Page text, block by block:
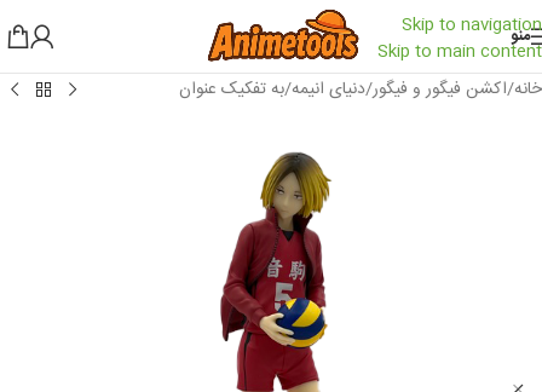
Skip to navigation
Skip to main content
منو
خانه/اکشن فیگور و فیگور/دنیای انیمه/به تفکیک عنوان